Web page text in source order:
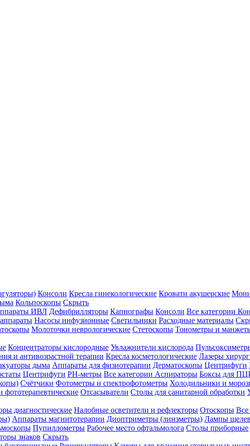
Консоли Кресла гинекологические Кровати акушерские
Кольпоскопы Скрыть
ИВЛ Дефибрилляторы Капнографы Консоли Все категории
Насосы инфузионные Светильники Расходные материалы
Молоточки неврологические Стетоскопы Тонометры и
Концентраторы кислородные Увлажнители кислорода
и антивозрастной терапии Кресла косметологические Лазеры
дыма Аппараты для физиотерапии Дерматоскопы Центрифуги
Центрифуги PH-метры Все категории Аспираторы Боксы для
Счётчики Фотометры и спектрофотометры Холодильники и
фототерапевтические Отсасыватели Столы для санитарной обработки
диагностические Налобные осветители и рефлекторы Отоскопы Все
Аппараты магнитотерапии Диоптриметры (линзметры) Лампы
Пупиллометры Рабочее место офтальмолога Столы приборные
знаков Скрыть